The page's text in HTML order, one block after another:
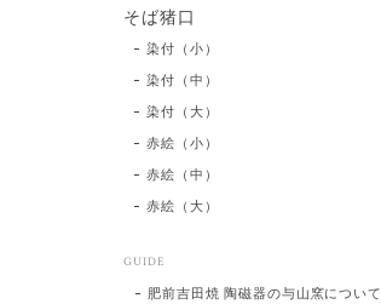
そば猪口
染付（小）
染付（中）
染付（大）
赤絵（小）
赤絵（中）
赤絵（大）
GUIDE
肥前吉田焼 陶磁器の与山窯について